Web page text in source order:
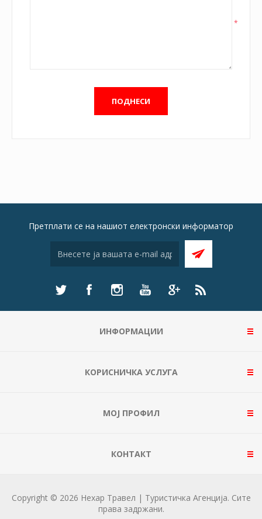
*
Претплати се на нашиот електронски информатор
ИНФОРМАЦИИ
КОРИСНИЧКА УСЛУГА
МОЈ ПРОФИЛ
КОНТАКТ
Copyright © 2026 Нехар Травел | Туристичка Агенција. Сите
права задржани.